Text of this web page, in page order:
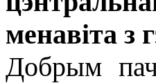
менавіта з
Добрым